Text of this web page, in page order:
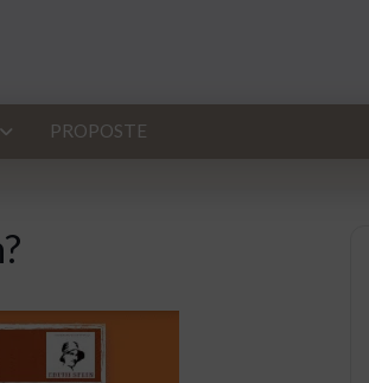
PROPOSTE